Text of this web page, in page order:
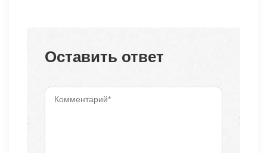
Оставить ответ